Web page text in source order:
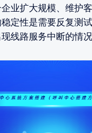
业扩大规模、维护
定性是需要反复测
线路服务中断的情况